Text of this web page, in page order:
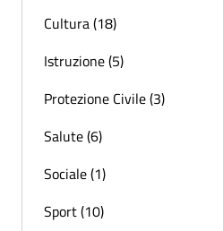
Cultura (18)
Istruzione (5)
Protezione Civile (3)
Salute (6)
Sociale (1)
Sport (10)